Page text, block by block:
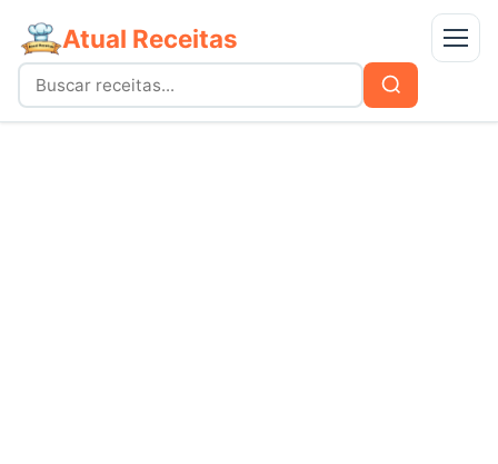
Atual Receitas Menu
Buscar
por:
Buscar